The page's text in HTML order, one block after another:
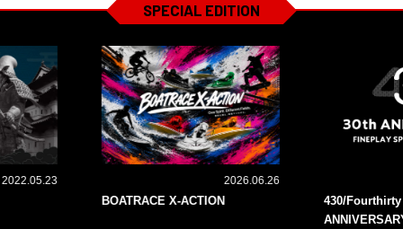
SPECIAL EDITION
2022.05.23 2026.06.26
BOATRACE X-ACTION
430/